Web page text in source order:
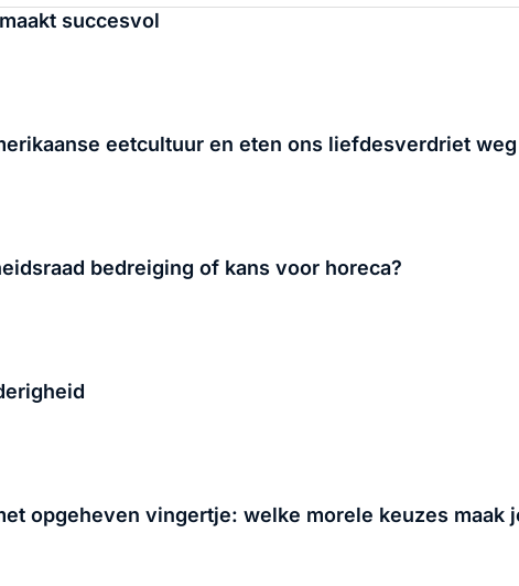
succesvol
eetcultuur en eten ons liefdesverdriet weg
bedreiging of kans voor horeca?
opgeheven vingertje: welke morele keuzes maak